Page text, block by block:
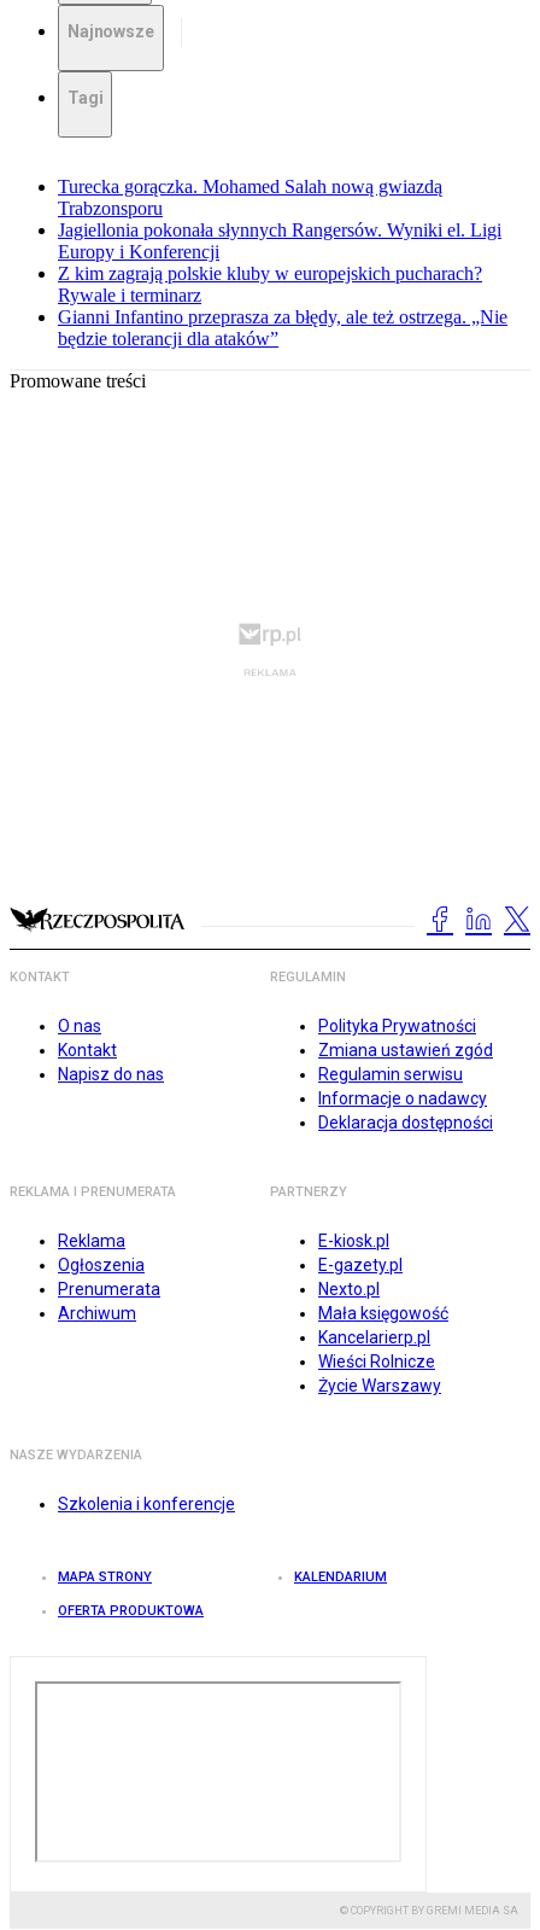
Najnowsze
Tagi
Turecka gorączka. Mohamed Salah nową gwiazdą
Trabzonsporu
Jagiellonia pokonała słynnych Rangersów. Wyniki el. Ligi
Europy i Konferencji
Z kim zagrają polskie kluby w europejskich pucharach?
Rywale i terminarz
Gianni Infantino przeprasza za błędy, ale też ostrzega. „Nie
będzie tolerancji dla ataków”
Promowane treści
KONTAKT
O nas
Kontakt
Napisz do nas
REGULAMIN
Polityka Prywatności
Zmiana ustawień zgód
Regulamin serwisu
Informacje o nadawcy
Deklaracja dostępności
REKLAMA I PRENUMERATA
Reklama
Ogłoszenia
Prenumerata
Archiwum
PARTNERZY
E-kiosk.pl
E-gazety.pl
Nexto.pl
Mała księgowość
Kancelarierp.pl
Wieści Rolnicze
Życie Warszawy
NASZE WYDARZENIA
Szkolenia i konferencje
MAPA STRONY KALENDARIUM
OFERTA PRODUKTOWA
© COPYRIGHT BY GREMI MEDIA SA